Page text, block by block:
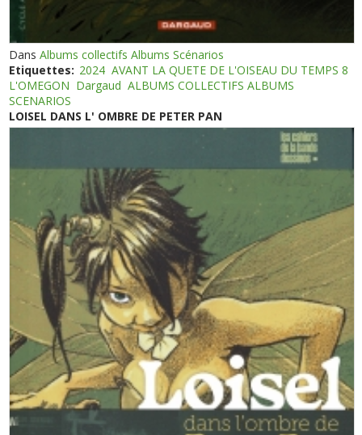
DansAlbums collectifs Albums Scénarios
Etiquettes: 2024 AVANT LA QUETE DE L'OISEAU DU TEMPS 8
L'OMEGON Dargaud ALBUMS COLLECTIFS ALBUMS
SCENARIOS
LOISEL DANS L' OMBRE DE PETER PAN